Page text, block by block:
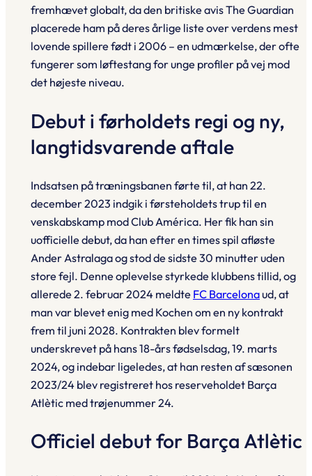
fremhævet globalt, da den britiske avisThe Guardian
placerede ham på deres årlige liste over verdens mest
lovende spillere født i 2006 – en udmærkelse, der ofte
fungerer som løftestang for unge profiler på vej mod
det højeste niveau.
Debut i førholdets regi og ny,
langtidsvarende aftale
Indsatsen på træningsbanen førte til, at han 22.
december 2023 indgik i førsteholdets trup til en
venskabskamp mod Club América. Her fik han sin
uofficielle debut, da han efter en times spil afløste
Ander Astralaga og stod de sidste 30 minutter uden
store fejl. Denne oplevelse styrkede klubbens tillid, og
allerede 2. februar 2024 meldte FC Barcelonaud, at
man var blevet enig med Kochen om en ny kontrakt
frem til juni 2028. Kontrakten blev formelt
underskrevet på hans 18-års fødselsdag, 19. marts
2024, og indebar ligeledes, at han resten af sæsonen
2023/24 blev registreret hos reserveholdet Barça
Atlètic med trøjenummer 24.
Officiel debut for Barça Atlètic